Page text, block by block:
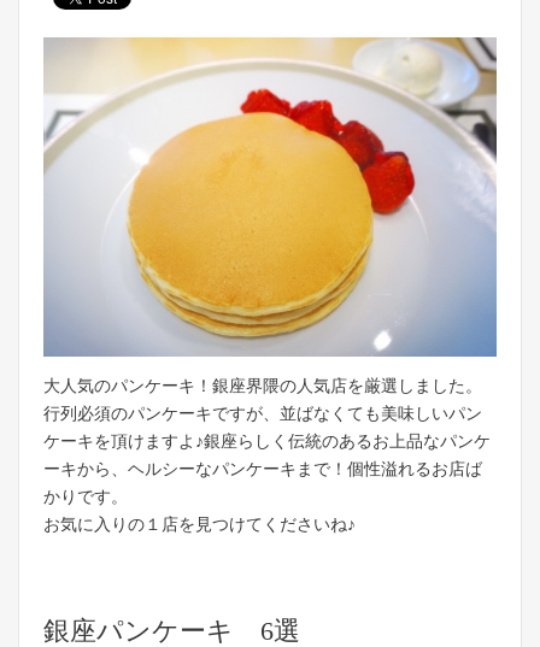
大人気のパンケーキ！銀座界隈の人気店を厳選しました。
行列必須のパンケーキですが、並ばなくても美味しいパン
ケーキを頂けますよ♪銀座らしく伝統のあるお上品なパンケ
ーキから、ヘルシーなパンケーキまで！個性溢れるお店ば
かりです。
お気に入りの１店を見つけてくださいね♪
銀座パンケーキ 6選